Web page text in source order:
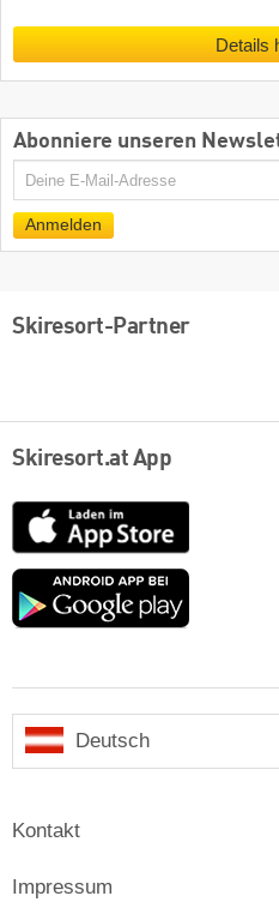
Details
Abonniere unseren
E-
Anmelden
Skiresort-Partner
Skiresort.at App
App
Store
Google
Deutsch
Kontakt
Impressum